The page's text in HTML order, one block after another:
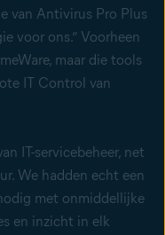
van Antivirus Pro Plus
voor ons.” Voorheen
maar die tools
IT Control van
IT-servicebeheer, net
We hadden echt een
met onmiddellijke
en inzicht in elk